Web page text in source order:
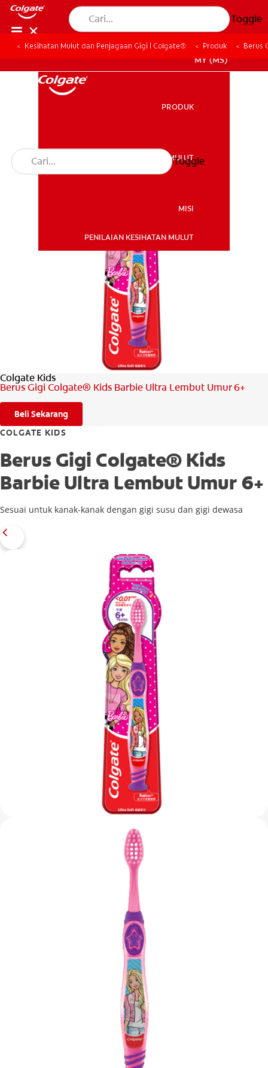
Toggle
PENILAIAN KESIHATAN MULUT
MY (MS)
PRODUK
KESIHATAN MULUT
MISI
PENILAIAN KESIHATAN MULUT
Toggle
Kesihatan Mulut dan Penjagaan Gigi | Colgate® Produk Berus
Colgate Kids
Berus Gigi Colgate® Kids Barbie Ultra Lembut Umur 6+
Beli Sekarang
COLGATE KIDS
Berus Gigi Colgate® Kids
Barbie Ultra Lembut Umur 6+
Sesuai untuk kanak-kanak dengan gigi susu dan gigi dewasa